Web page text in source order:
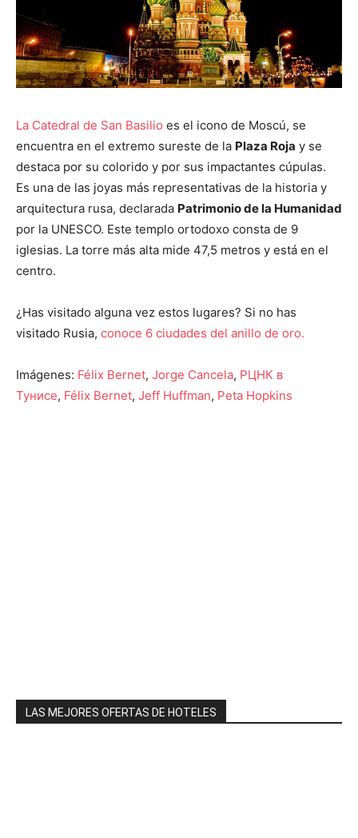
La Catedral de San Basilio es el icono de Moscú, se
encuentra en el extremo sureste de la Plaza Roja y se
destaca por su colorido y por sus impactantes cúpulas.
Es una de las joyas más representativas de la historia y
arquitectura rusa, declarada Patrimonio de la Humanidad
por la UNESCO. Este templo ortodoxo consta de 9
iglesias. La torre más alta mide 47,5 metros y está en el
centro.
¿Has visitado alguna vez estos lugares? Si no has
visitado Rusia, conoce 6 ciudades del anillo de oro.
Imágenes: Félix Bernet, Jorge Cancela, РЦНК в
Тунисе, Félix Bernet, Jeff Huffman, Peta Hopkins
LAS MEJORES OFERTAS DE HOTELES